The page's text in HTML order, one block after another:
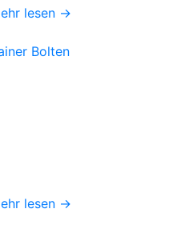
lesen →
Bolten
lesen →